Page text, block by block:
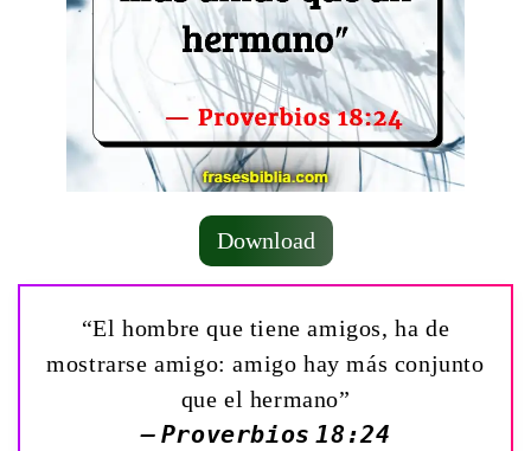
Download
“El hombre que tiene amigos, ha de
mostrarse amigo: amigo hay más conjunto
que el hermano”
— Proverbios 18:24